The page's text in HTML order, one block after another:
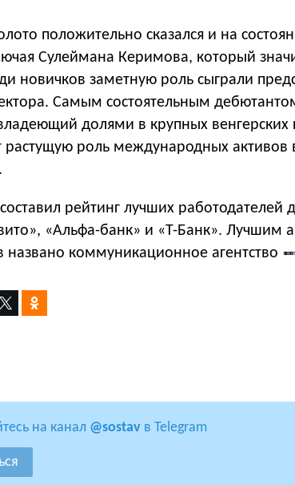
положительно сказался и на
Сулеймана Керимова, который
новичков заметную роль сыграли
Самым состоятельным
долями в крупных венгерских
растущую роль международных активов
рейтинг лучших
«Альфа-банк» и «Т-Банк». Лучшим
названо коммуникационное агентство
на канал @sostav в Telegram